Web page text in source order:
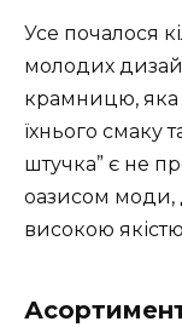
Усе почалося
молодих
крамницю, яка
їхнього смаку
штучка” є не
оазисом моди,
високою